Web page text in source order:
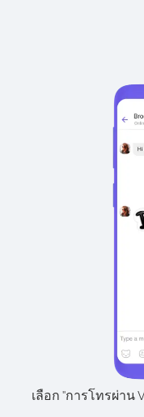
เลือก "การโทรผ่าน